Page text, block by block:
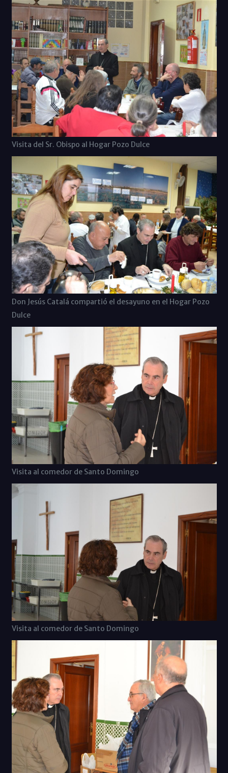
Visita del Sr. Obispo al Hogar Pozo Dulce
Don Jesús Catalá compartió el desayuno en el Hogar Pozo
Dulce
Visita al comedor de Santo Domingo
Visita al comedor de Santo Domingo